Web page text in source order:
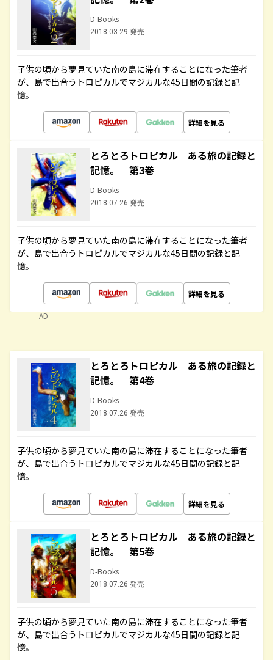
D-Books
2018.03.29 発売
子供の頃から夢見ていた南の島に滞在することになった筆者
が、島で出合うトロピカルでマジカルな45日間の記録と記
憶。
詳細を見る
とろとろトロピカル ある旅の記録と
記憶。 第3巻
D-Books
2018.07.26 発売
子供の頃から夢見ていた南の島に滞在することになった筆者
が、島で出合うトロピカルでマジカルな45日間の記録と記
憶。
詳細を見る
AD
とろとろトロピカル ある旅の記録と
記憶。 第4巻
D-Books
2018.07.26 発売
子供の頃から夢見ていた南の島に滞在することになった筆者
が、島で出合うトロピカルでマジカルな45日間の記録と記
憶。
詳細を見る
とろとろトロピカル ある旅の記録と
記憶。 第5巻
D-Books
2018.07.26 発売
子供の頃から夢見ていた南の島に滞在することになった筆者
が、島で出合うトロピカルでマジカルな45日間の記録と記
憶。